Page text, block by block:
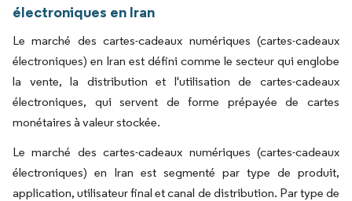
électroniques en Iran
Le marché des cartes-cadeaux numériques (cartes-cadeaux
électroniques) en Iran est défini comme le secteur qui englobe
la vente, la distribution et l'utilisation de cartes-cadeaux
électroniques, qui servent de forme prépayée de cartes
monétaires à valeur stockée.
Le marché des cartes-cadeaux numériques (cartes-cadeaux
électroniques) en Iran est segmenté par type de produit,
application, utilisateur final et canal de distribution. Par type de